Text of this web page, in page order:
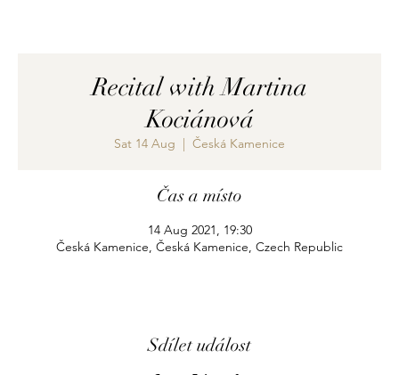
Recital with Martina
Kociánová
Sat 14 Aug
  |
Česká Kamenice
Čas a místo
14 Aug 2021, 19:30
Česká Kamenice, Česká Kamenice, Czech Republic
Sdílet událost